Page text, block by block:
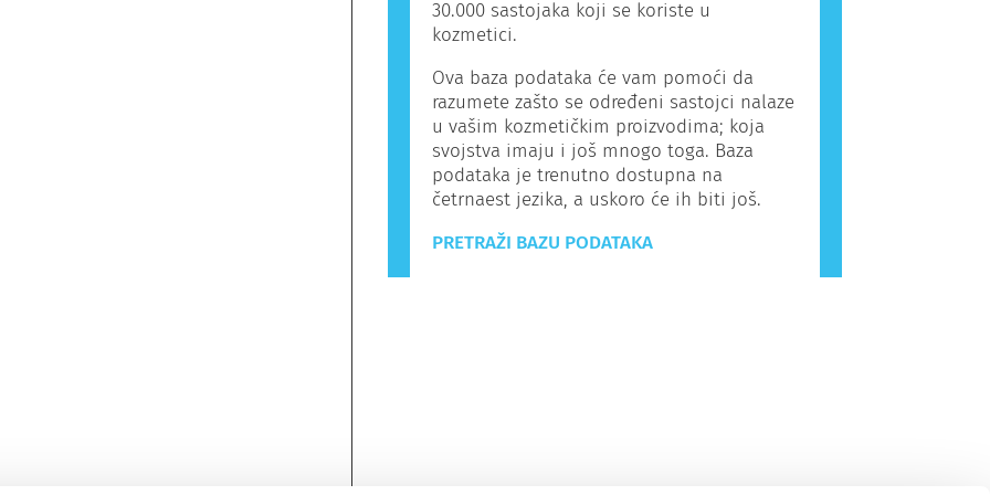
30.000 sastojaka koji se koriste u
kozmetici.
Ova baza podataka će vam pomoći da
razumete zašto se određeni sastojci nalaze
u vašim kozmetičkim proizvodima; koja
svojstva imaju i još mnogo toga. Baza
podataka je trenutno dostupna na
četrnaest jezika, a uskoro će ih biti još.
PRETRAŽI BAZU PODATAKA